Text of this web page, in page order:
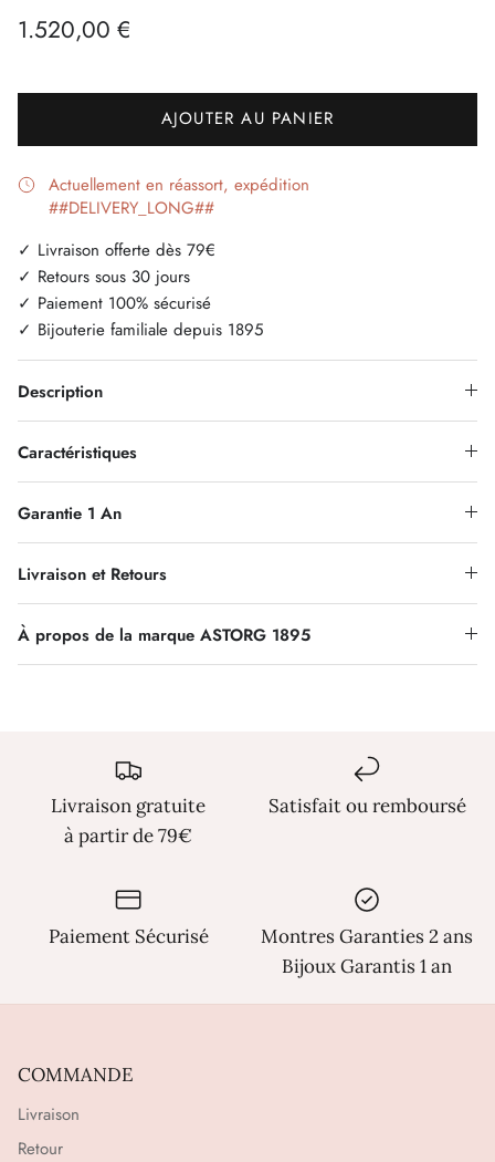
1.520,00 €
AJOUTER AU PANIER
Actuellement en réassort, expédition
##DELIVERY_LONG##
✓ Livraison offerte dès 79€
✓ Retours sous 30 jours
✓ Paiement 100% sécurisé
✓ Bijouterie familiale depuis 1895
Description
Caractéristiques
Garantie 1 An
Livraison et Retours
À propos de la marque ASTORG 1895
Livraison gratuite
à partir de 79€
Satisfait ou remboursé
Paiement Sécurisé
Montres Garanties 2 ans
Bijoux Garantis 1 an
COMMANDE
Livraison
Retour